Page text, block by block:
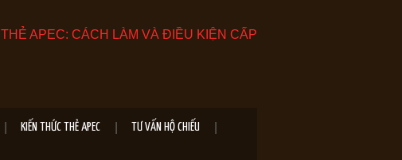
THẺ APEC: CÁCH LÀM VÀ ĐIỀU KIỆN CẤP
KIẾN THỨC THẺ APEC TƯ VẤN HỘ CHIẾU